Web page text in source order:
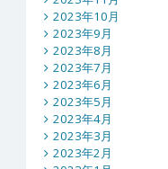
2023年10月
2023年9月
2023年8月
2023年7月
2023年6月
2023年5月
2023年4月
2023年3月
2023年2月